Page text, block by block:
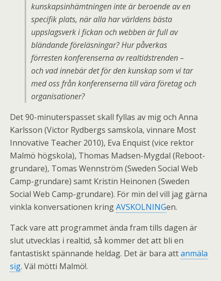
kunskapsinhämtningen inte är beroende av en
specifik plats, när alla har världens bästa
uppslagsverk i fickan och webben är full av
bländande föreläsningar? Hur påverkas
förresten konferenserna av realtidstrenden –
och vad innebär det för den kunskap som vi tar
med oss från konferenserna till vära företag och
organisationer?
Det 90-minuterspasset skall fyllas av mig och Anna
Karlsson (Victor Rydbergs samskola, vinnare Most
Innovative Teacher 2010), Eva Enquist (vice rektor
Malmö högskola), Thomas Madsen-Mygdal (Reboot-
grundare), Tomas Wennström (Sweden Social Web
Camp-grundare) samt Kristin Heinonen (Sweden
Social Web Camp-grundare). För min del vill jag gärna
vinkla konversationen kringAVSKOLNINGen.
Tack vare att programmet ända fram tills dagen är
slut utvecklas i realtid, så kommer det att bli en
fantastiskt spännande heldag. Det är bara attanmäla
sig. Väl mötti Malmö!.